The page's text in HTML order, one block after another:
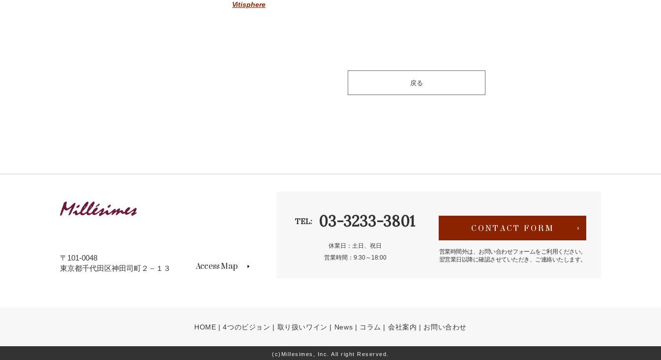
Vitisphere
戻る
TEL: 03-3233-3801
休業日：土日、祝日
営業時間：9:30～18:00
CONTACT FORM
営業時間外は、お問い合わせフォームをご利用ください。
翌営業日以降に確認させていただき、ご連絡いたします。
〒101-0048
東京都千代田区神田司町２－１３
Access Map
HOME 4つのビジョン 取り扱いワイン News コラム 会社案内 お問い合わせ
(c)Millesimes, Inc. All right Reserved.